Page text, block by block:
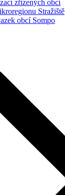
zřízených obcí
Stražiště
obcí Sompo